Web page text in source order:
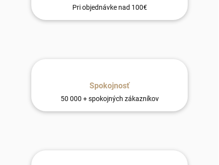
Pri objednávke nad 100€
Spokojnosť
50 000 + spokojných zákazníkov